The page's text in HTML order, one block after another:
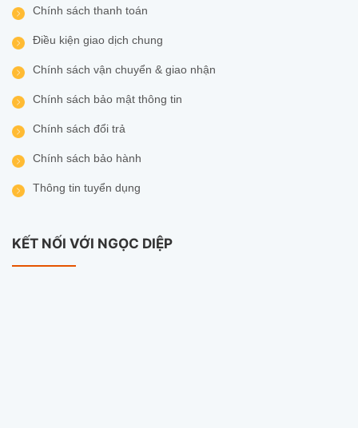
Chính sách thanh toán
Điều kiện giao dịch chung
Chính sách vận chuyển & giao nhận
Chính sách bảo mật thông tin
Chính sách đổi trả
Chính sách bảo hành
Thông tin tuyển dụng
KẾT NỐI VỚI NGỌC DIỆP